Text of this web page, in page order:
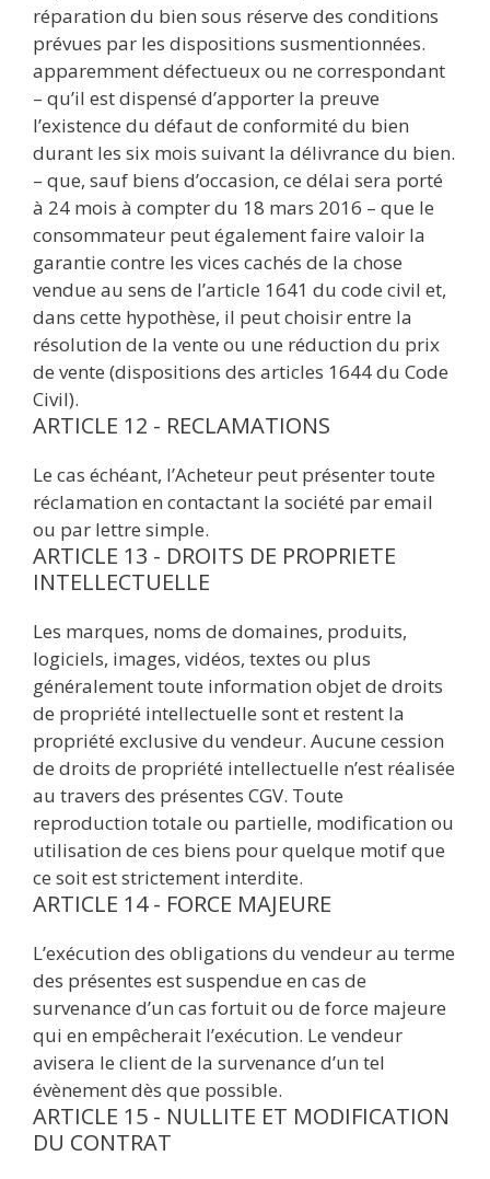
réparation du bien sous réserve des conditions
prévues par les dispositions susmentionnées.
apparemment défectueux ou ne correspondant
– qu’il est dispensé d’apporter la preuve
l’existence du défaut de conformité du bien
durant les six mois suivant la délivrance du bien.
– que, sauf biens d’occasion, ce délai sera porté
à 24 mois à compter du 18 mars 2016 – que le
consommateur peut également faire valoir la
garantie contre les vices cachés de la chose
vendue au sens de l’article 1641 du code civil et,
dans cette hypothèse, il peut choisir entre la
résolution de la vente ou une réduction du prix
de vente (dispositions des articles 1644 du Code
Civil).
ARTICLE 12 - RECLAMATIONS
Le cas échéant, l’Acheteur peut présenter toute
réclamation en contactant la société par email
ou par lettre simple.
ARTICLE 13 - DROITS DE PROPRIETE
INTELLECTUELLE
Les marques, noms de domaines, produits,
logiciels, images, vidéos, textes ou plus
généralement toute information objet de droits
de propriété intellectuelle sont et restent la
propriété exclusive du vendeur. Aucune cession
de droits de propriété intellectuelle n’est réalisée
au travers des présentes CGV. Toute
reproduction totale ou partielle, modification ou
utilisation de ces biens pour quelque motif que
ce soit est strictement interdite.
ARTICLE 14 - FORCE MAJEURE
L’exécution des obligations du vendeur au terme
des présentes est suspendue en cas de
survenance d’un cas fortuit ou de force majeure
qui en empêcherait l’exécution. Le vendeur
avisera le client de la survenance d’un tel
évènement dès que possible.
ARTICLE 15 - NULLITE ET MODIFICATION
DU CONTRAT